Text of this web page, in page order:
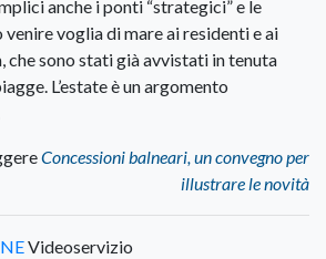
anche i ponti “strategici” e le
voglia di mare ai residenti e ai
che sono stati già avvistati in tenuta
L’estate è un argomento
Concessioni balneari, un convegno per
illustrare le novità
Videoservizio